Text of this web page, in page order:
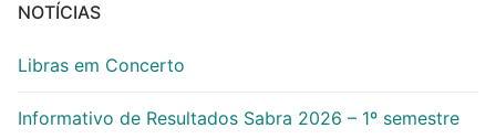
NOTÍCIAS
Libras em Concerto
Informativo de Resultados Sabra 2026 – 1º semestre